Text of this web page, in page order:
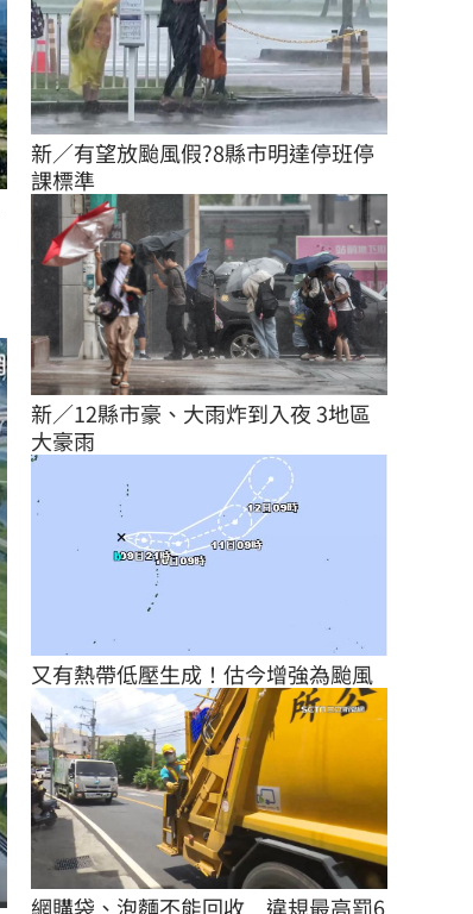
新／有望放颱風假?8縣市明達停班停
課標準
新／12縣市豪、大雨炸到入夜 3地區
大豪雨
又有熱帶低壓生成！估今增強為颱風
網購袋、泡麵不能回收　違規最高罰6